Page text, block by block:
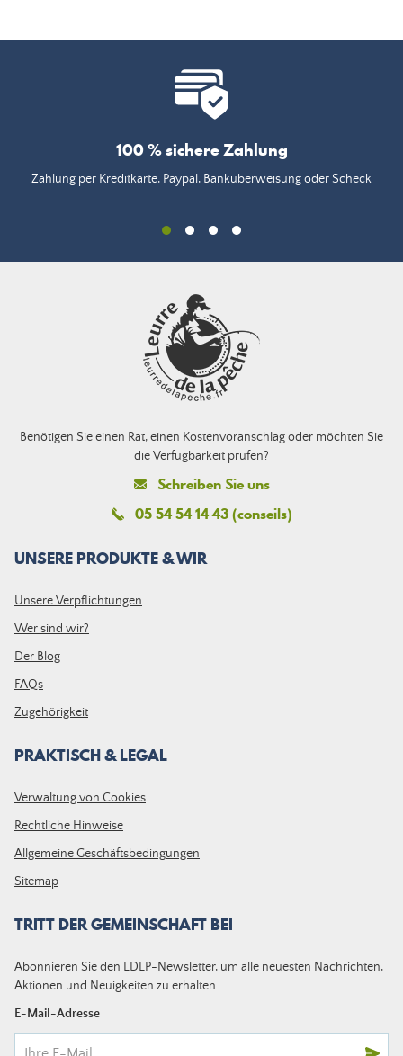
100 % sichere Zahlung
Zahlung per Kreditkarte, Paypal, Banküberweisung oder Scheck
Benötigen Sie einen Rat, einen Kostenvoranschlag oder möchten Sie
die Verfügbarkeit prüfen?
Schreiben Sie uns
05 54 54 14 43 (conseils)
UNSERE PRODUKTE & WIR
Unsere Verpflichtungen
Wer sind wir?
Der Blog
FAQs
Zugehörigkeit
PRAKTISCH & LEGAL
Verwaltung von Cookies
Rechtliche Hinweise
Allgemeine Geschäftsbedingungen
Sitemap
TRITT DER GEMEINSCHAFT BEI
Abonnieren Sie den LDLP-Newsletter, um alle neuesten Nachrichten,
Aktionen und Neuigkeiten zu erhalten.
E-Mail-Adresse